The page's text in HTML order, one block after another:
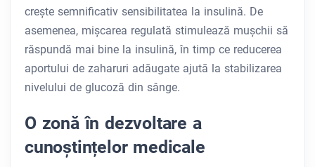
crește semnificativ sensibilitatea la insulină. De
asemenea, mișcarea regulată stimulează mușchii să
răspundă mai bine la insulină, în timp ce reducerea
aportului de zaharuri adăugate ajută la stabilizarea
nivelului de glucoză din sânge.
O zonă în dezvoltare a
cunoștințelor medicale